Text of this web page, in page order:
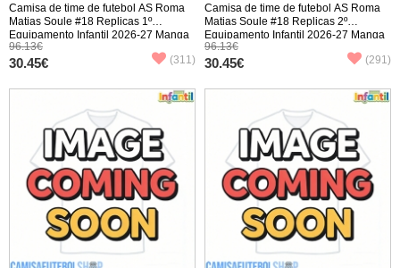
Camisa de time de futebol AS Roma
Matias Soule #18 Replicas 1º
Equipamento Infantil 2026-27 Manga
Curta (+ Calças curtas)
96.13€
30.45€ (311)
Camisa de time de futebol AS Roma
Matias Soule #18 Replicas 2º
Equipamento Infantil 2026-27 Manga
Curta (+ Calças curtas)
96.13€
30.45€ (291)